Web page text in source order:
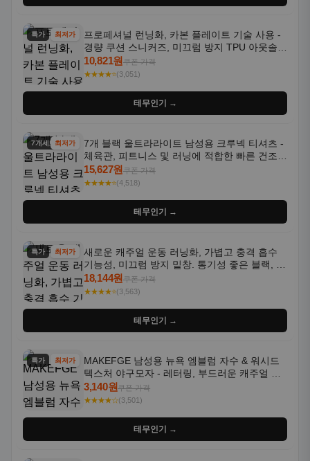
특가 최저가
프로페셔널 런닝화, 카본 플레이트 기술 사용 -
경량 쿠션 스니커즈, 미끄럼 방지 TPU 아웃솔,
통기성 화이트-퍼플 그라데이션, 헬스, 트레이
닝 - 남성용, 여성용, 모든 계절에 적합
10,821원쿠폰 가격
★★★★⭐(3,051)
테무인기 →
7개세트최저가
7개 블랙 울트라라이트 남성용 크루넥 티셔츠 -
체육관, 피트니스 및 러닝에 적합한 빠른 건조,
통기성 좋은 수분 흡수 반팔 운동복
15,627원쿠폰 가격
★★★★⭐(4,518)
테무인기 →
특가 최저가
새로운 캐주얼 운동 러닝화, 가볍고 충격 흡수
기능성, 미끄럼 방지 밑창. 통기성 좋은 블랙, 화
이트, 퍼플 그라데이션 색상
18,144원쿠폰 가격
★★★★⭐(3,563)
테무인기 →
특가 최저가
MAKEFGE 남성용 뉴욕 엠블럼 자수 & 워시드
텍스처 야구모자 - 레터링, 부드러운 캐주얼 모
자, NYC 스타일
3,140원쿠폰 가격
★★★★☆(3,501)
테무인기 →